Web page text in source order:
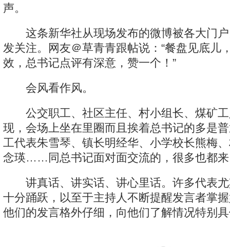
声。
这条新华社从现场发布的微博被各大门户
发关注。网友＠草青青跟帖说：“餐盘见底儿
效，总书记点评有深意，赞一个！”
会风看作风。
公交职工、社区主任、村小组长、煤矿
现，会场上坐在里圈而且挨着总书记的多是
工代表朱雪琴、镇长明经华、小学校长熊梅
念瑛……同总书记面对面交流的，很多也都
讲真话、讲实话、讲心里话。许多代表尤
十分踊跃，以至于主持人不断提醒发言者掌
他们的发言格外仔细，向他们了解情况特别